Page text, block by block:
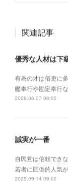
関連記事
優秀な人材は下
有為の才は俗吏に
艦奉行や勘定奉行
2026.06.07 08:00
誠実が一番
自民党は信頼でき
若者に圧倒的人気
2025.09.14 09:00